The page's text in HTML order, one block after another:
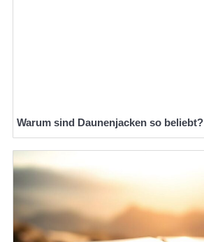
Warum sind Daunenjacken so beliebt?